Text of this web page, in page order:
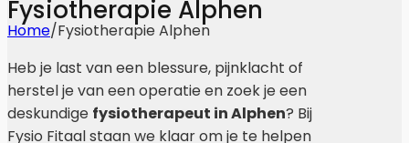
Fysiotherapie Alphen
Home/Fysiotherapie Alphen
Heb je last van een blessure, pijnklacht of
herstel je van een operatie en zoek je een
deskundige fysiotherapeut in Alphen? Bij
Fysio Fitaal staan we klaar om je te helpen